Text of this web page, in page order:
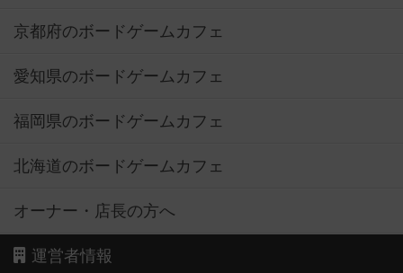
京都府のボードゲームカフェ
愛知県のボードゲームカフェ
福岡県のボードゲームカフェ
北海道のボードゲームカフェ
オーナー・店長の方へ
運営者情報